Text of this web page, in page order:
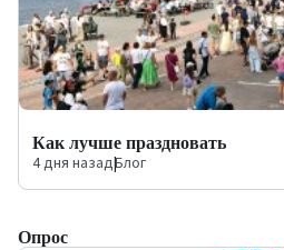
Как лучше праздновать
4 дня назад|Блог
Опрос